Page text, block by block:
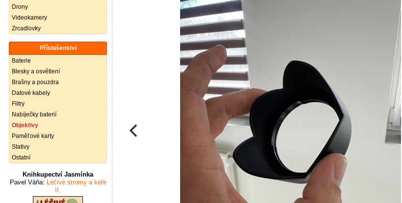
Drony
Videokamery
Zrcadlovky
Příslušenství
Baterie
Blesky a osvětlení
Brašny a pouzdra
Datové kabely
Filtry
Nabíječky baterií
Objektivy
Paměťové karty
Stativy
Ostatní
Knihkupectví Jasmínka
Pavel Váňa: Léčivé stromy a keře
II.